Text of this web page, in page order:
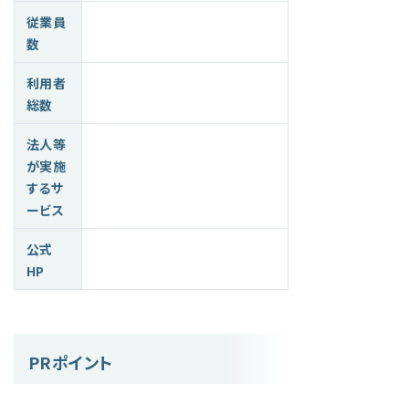
従業員
数
利用者
総数
法人等
が実施
するサ
ービス
公式
HP
PRポイント